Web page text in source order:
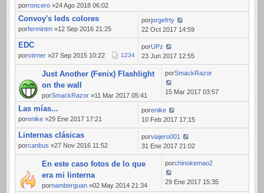
porroncero »24 Ago 2018 06:02
Convoy's leds colores
porfermintm »12 Sep 2016 21:25
porjorgefrty
22 Oct 2017 14:59
EDC
porstirner »27 Sep 2015 10:22 1234
porUPz
23 Jun 2017 12:55
Just Another (Fenix) Flashlight
on the wall
porSmackRazor »11 Mar 2017 05:41
porSmackRazor
15 Mar 2017 03:57
Las mías...
porenike »29 Ene 2017 17:21
porenike
10 Feb 2017 17:15
Linternas clásicas
porcanbus »27 Nov 2016 11:52
porviajero001
31 Ene 2017 21:02
En este caso fotos de lo que
era mi linterna
pornamberguan »02 May 2014 21:34
porchinokemao2
29 Ene 2017 15:35